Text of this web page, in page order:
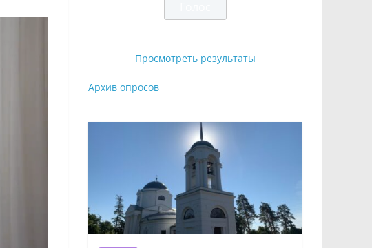
Просмотреть результаты
Архив опросов